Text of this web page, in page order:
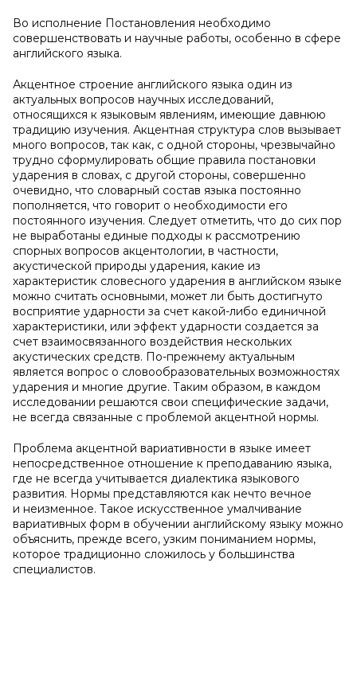
Во исполнение Постановления необходимо
совершенствовать и научные работы, особенно в сфере
английского языка.
Акцентное строение английского языка один из
актуальных вопросов научных исследований,
относящихся к языковым явлениям, имеющие давнюю
традицию изучения. Акцентная структура слов вызывает
много вопросов, так как, с одной стороны, чрезвычайно
трудно сформулировать общие правила постановки
ударения в словах, с другой стороны, совершенно
очевидно, что словарный состав языка постоянно
пополняется, что говорит о необходимости его
постоянного изучения. Следует отметить, что до сих пор
не выработаны единые подходы к рассмотрению
спорных вопросов акцентологии, в частности,
акустической природы ударения, какие из
характеристик словесного ударения в английском языке
можно считать основными, может ли быть достигнуто
восприятие ударности за счет какой-либо единичной
характеристики, или эффект ударности создается за
счет взаимосвязанного воздействия нескольких
акустических средств. По-прежнему актуальным
является вопрос о словообразовательных возможностях
ударения и многие другие. Таким образом, в каждом
исследовании решаются свои специфические задачи,
не всегда связанные с проблемой акцентной нормы.
Проблема акцентной вариативности в языке имеет
непосредственное отношение к преподаванию языка,
где не всегда учитывается диалектика языкового
развития. Нормы представляются как нечто вечное
и неизменное. Такое искусственное умалчивание
вариативных форм в обучении английскому языку можно
объяснить, прежде всего, узким пониманием нормы,
которое традиционно сложилось у большинства
специалистов.